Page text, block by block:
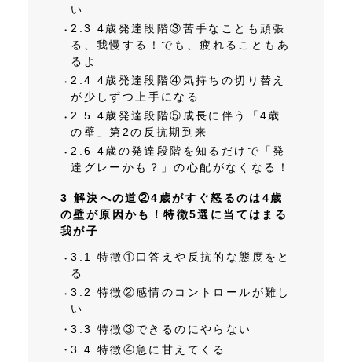
い
2.3
4歳発達段階③苦手なことも頑張
る、我慢する！でも、疲れることもあ
るよ
2.4 4歳発達段階④気持ちの切り替え
が少しずつ上手になる
2.5 4歳発達段階⑤成長に伴う「4歳
の壁」第2の反抗期到来
2.6 4歳の発達段階を知るだけで「発
達グレーかも？」の心配がなくなる！
3 解決への道②4歳がすぐ怒るのは4歳
の壁が原因かも！特徴5選に当てはまる
我が子
3.1
特徴①口答えや反抗的な態度をと
る
3.2
特徴②感情のコントロールが難し
い
3.3
特徴③できるのにやらない
3.4 特徴④急に甘えてくる